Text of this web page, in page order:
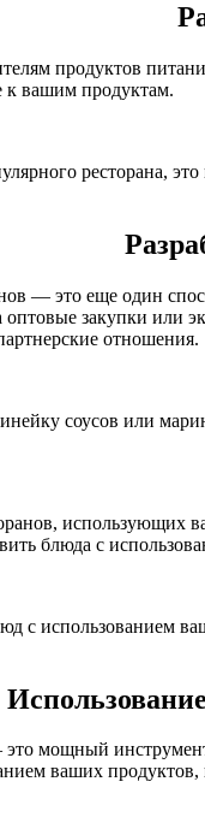
продуктов
к вашим продуктам.
ресторана,
— это еще один
закупки или
отношения.
соусов или
использующих
блюда с
с использованием
мощный инструмент
ваших